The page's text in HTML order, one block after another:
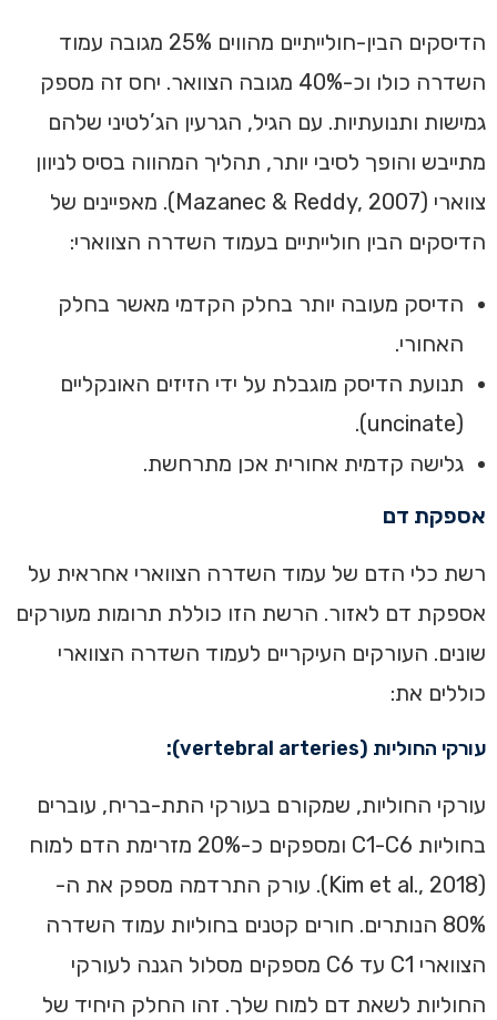
‏הדיסקים הבין-חולייתיים מהווים 25% מגובה עמוד
השדרה כולו וכ-40% מגובה הצוואר. יחס זה מספק
גמישות ותנועתיות. עם הגיל, הגרעין הג’לטיני שלהם
מתייבש והופך לסיבי יותר, תהליך המהווה בסיס לניוון
צווארי (Mazanec & Reddy, 2007). מאפיינים של
הדיסקים הבין חולייתיים בעמוד השדרה הצווארי:‏
‏הדיסק מעובה יותר בחלק הקדמי מאשר בחלק
האחורי.‏
‏תנועת הדיסק מוגבלת על ידי הזיזים האונקליים
(uncinate‏).
‏גלישה קדמית אחורית אכן מתרחשת.
אספקת דם‏
רשת כלי הדם של עמוד השדרה הצווארי אחראית על
אספקת דם לאזור. הרשת הזו כוללת תרומות מעורקים
שונים. ‏העורקים העיקריים לעמוד השדרה הצווארי
כוללים את:
‏עורקי החוליות (vertebral arteries):
‏עורקי החוליות, שמקורם בעורקי התת-בריח, עוברים
בחוליות C1-C6 ומספקים כ-20% מזרימת הדם למוח
(Kim et al., 2018). עורק התרדמה מספק את ה-
80% הנותרים. חורים קטנים בחוליות עמוד השדרה
הצווארי C1 עד C6 מספקים מסלול הגנה לעורקי
החוליות לשאת דם למוח שלך. זהו החלק היחיד של